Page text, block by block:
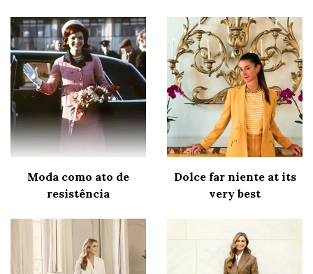
Moda como ato de
resistência
Dolce far niente at its
very best